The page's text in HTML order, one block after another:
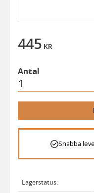
445 KR
Antal
Snabba
Lagerstatus